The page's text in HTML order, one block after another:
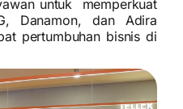
untuk memperkuat
Danamon, dan Adira
pertumbuhan bisnis di